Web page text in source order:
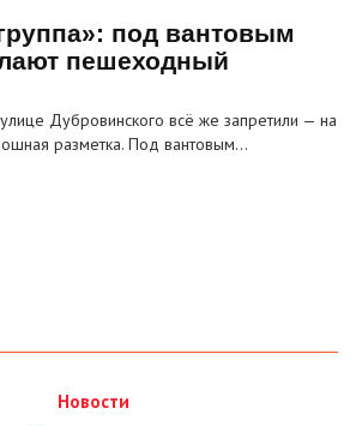
под вантовым
пешеходный
Дубровинского всё же запретили — на
разметка. Под вантовым…
Новости